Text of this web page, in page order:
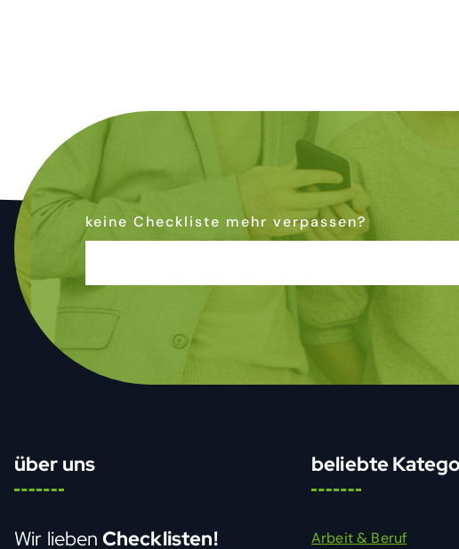
keine Checkliste mehr verpassen?
über uns
Wir lieben Checklisten!
beliebte
Arbeit & Beruf